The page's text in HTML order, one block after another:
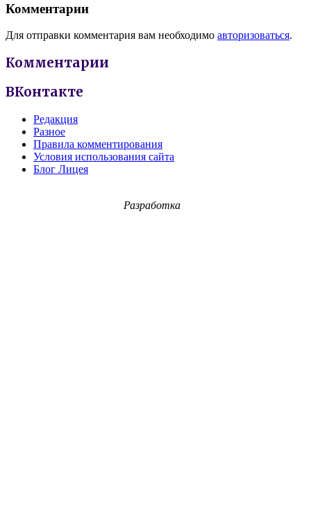
Комментарии
Для отправки комментария вам необходимо авторизоваться.
Комментарии
ВКонтакте
Редакция
Разное
Правила комментирования
Условия использования сайта
Блог Лицея
Разработка